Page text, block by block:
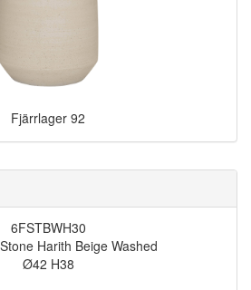
Fjärrlager 92
6FSTBWH30
Harith Beige Washed
Ø42 H38